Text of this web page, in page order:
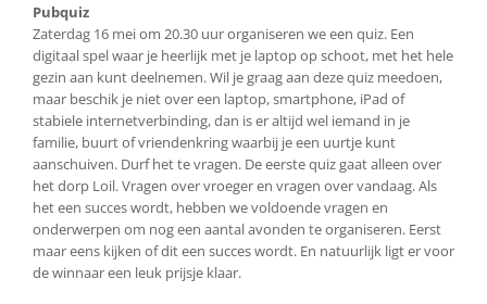
Pubquiz
Zaterdag 16 mei om 20.30 uur organiseren we een quiz. Een
digitaal spel waar je heerlijk met je laptop op schoot, met het hele
gezin aan kunt deelnemen. Wil je graag aan deze quiz meedoen,
maar beschik je niet over een laptop, smartphone, iPad of
stabiele internetverbinding, dan is er altijd wel iemand in je
familie, buurt of vriendenkring waarbij je een uurtje kunt
aanschuiven. Durf het te vragen. De eerste quiz gaat alleen over
het dorp Loil. Vragen over vroeger en vragen over vandaag. Als
het een succes wordt, hebben we voldoende vragen en
onderwerpen om nog een aantal avonden te organiseren. Eerst
maar eens kijken of dit een succes wordt. En natuurlijk ligt er voor
de winnaar een leuk prijsje klaar.